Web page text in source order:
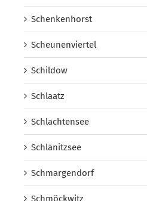
Schenkenhorst
Scheunenviertel
Schildow
Schlaatz
Schlachtensee
Schlänitzsee
Schmargendorf
Schmöckwitz